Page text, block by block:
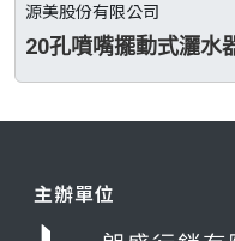
源美股份有限公司
20孔噴嘴擺動式灑水
主辦單位